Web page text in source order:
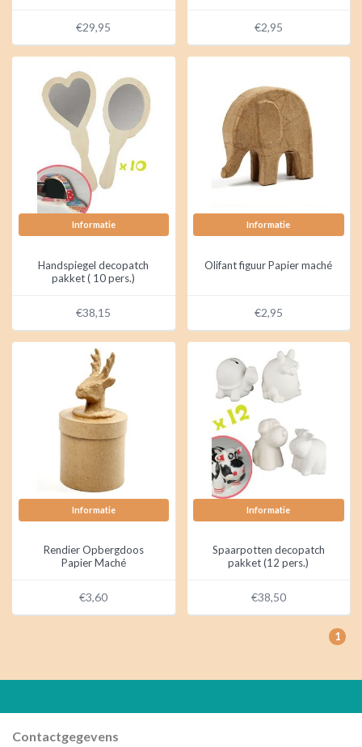
€29,95 €2,95
Informatie
Handspiegel decopatch
pakket ( 10 pers.)
€38,15
Informatie
Olifant figuur Papier maché
€2,95
Informatie
Rendier Opbergdoos
Papier Maché
€3,60
Informatie
Spaarpotten decopatch
pakket (12 pers.)
€38,50
1
Contactgegevens